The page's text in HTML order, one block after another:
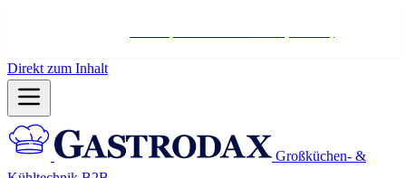
Direkt zum Inhalt
Großküchen- &